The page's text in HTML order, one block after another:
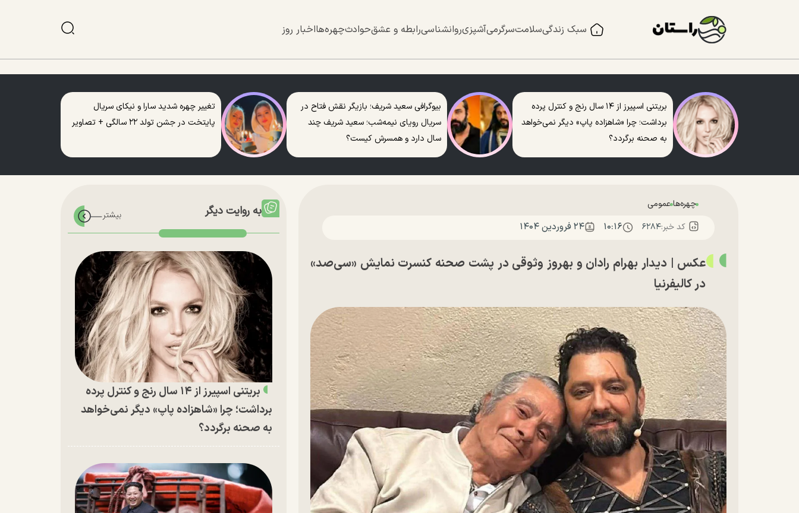
سبک زندگیسلامتسرگرمیآشپزیروانشناسیرابطه و عشقحوادثچهره‌هااخبار روز
بریتنی اسپیرز از ۱۴ سال رنج و کنترل پرده
برداشت؛ چرا «شاهزاده پاپ» دیگر نمی‌خواهد
به صحنه برگردد؟
بیوگرافی سعید شریف؛ بازیگر نقش فتاح در
سریال رویای نیمه‌شب؛ سعید شریف چند
سال دارد و همسرش کیست؟
تغییر چهره شدید سارا و نیکای سریال
پایتخت در جشن تولد ۲۲ سالگی + تصاویر
چهره‌هاعمومی
کد خبر:۶۲۸۴ ۱۰:۱۶ ۲۴ فروردين ۱۴۰۴
عکس | دیدار بهرام رادان و بهروز وثوقی در پشت صحنه کنسرت نمایش «سی‌صد»
در کالیفرنیا
به روایت دیگر
بریتنی اسپیرز از ۱۴ سال رنج و کنترل پرده
برداشت؛ چرا «شاهزاده پاپ» دیگر نمی‌خواهد
به صحنه برگردد؟